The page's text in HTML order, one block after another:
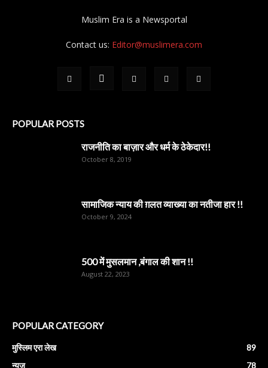
Muslim Era is a Newsportal
Contact us: Editor@muslimera.com
POPULAR POSTS
राजनीति का बाज़ार और धर्म के ठेकेदार!!
October 8, 2019
सामाजिक न्याय की ग़लत व्याख्या का नतीजा हार !!
October 9, 2024
500 में मुसलमान ,बंगाल की शान !!
August 22, 2023
POPULAR CATEGORY
मुस्लिम एरा लेख
89
न्यूज़
78